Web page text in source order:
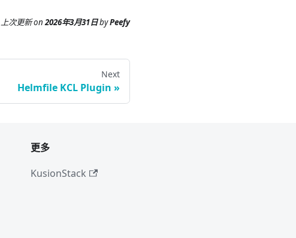
上次更新on2026年3月31日byPeefy
Next
Helmfile KCL Plugin
更多
KusionStack